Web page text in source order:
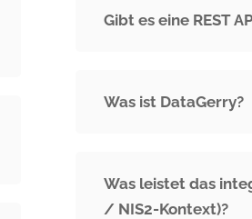
Gibt es eine REST
Was ist DataGerry?
Was leistet das
/ NIS2-Kontext)?